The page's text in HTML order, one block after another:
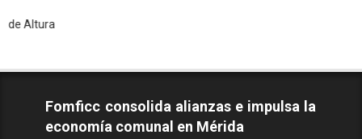
Fomficc consolida alianzas e impulsa la
economía comunal en Mérida